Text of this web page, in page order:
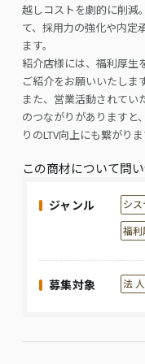
越しコストを劇的に削減
て、採用力の強化や内定
ます。
紹介店様には、福利厚生
ご紹介をお願いいたします
また、営業活動されてい
のつながりがありますと
りのLTV向上にも繋がりま
この商材について問
ジャンル シ
福
募集対象 法 人